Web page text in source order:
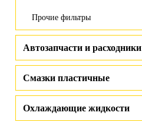
Прочие фильтры
Автозапчасти и расходники
Смазки пластичные
Охлаждающие жидкости